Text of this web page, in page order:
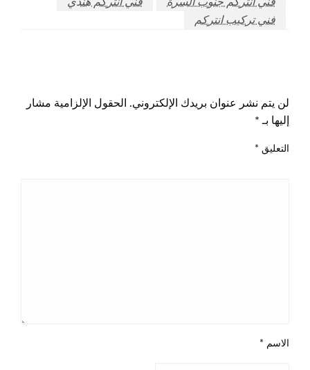
فني تركيب انتركم
لن يتم نشر عنوان بريدك الإلكتروني.
الحقول الإلزامية مشار
إليها بـ *
التعليق *
الاسم *